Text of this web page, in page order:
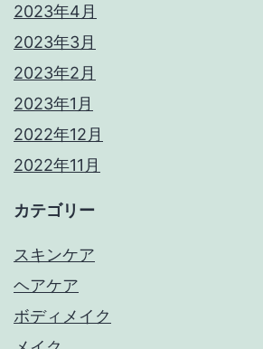
2023年4月
2023年3月
2023年2月
2023年1月
2022年12月
2022年11月
カテゴリー
スキンケア
ヘアケア
ボディメイク